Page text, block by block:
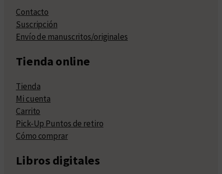
Contacto
Suscripción
Envío de manuscritos/originales
Tienda online
Tienda
Mi cuenta
Carrito
Pick-Up Puntos de retiro
Cómo comprar
Libros digitales